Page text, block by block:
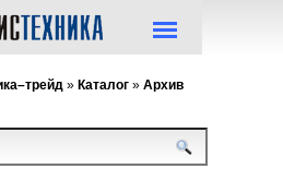
» Каталог » Архив